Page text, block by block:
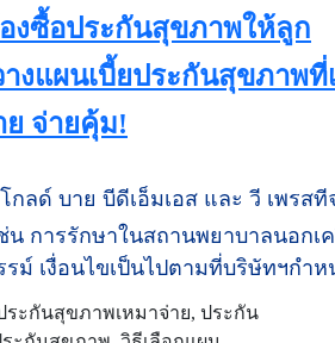
งซื้อประกันสุขภาพให้ลูก
งแผนเบี้ยประกันสุขภาพ
จ่ายคุ้ม!
ลด์ บาย บีดีเอ็มเอส และ วี เพรสที
การรักษาในสถานพยาบาลนอกเ
ม์ เงื่อนไขเป็นไปตามที่บริษัทฯกำห
ระกันสุขภาพเหมาจ่าย, ประกัน